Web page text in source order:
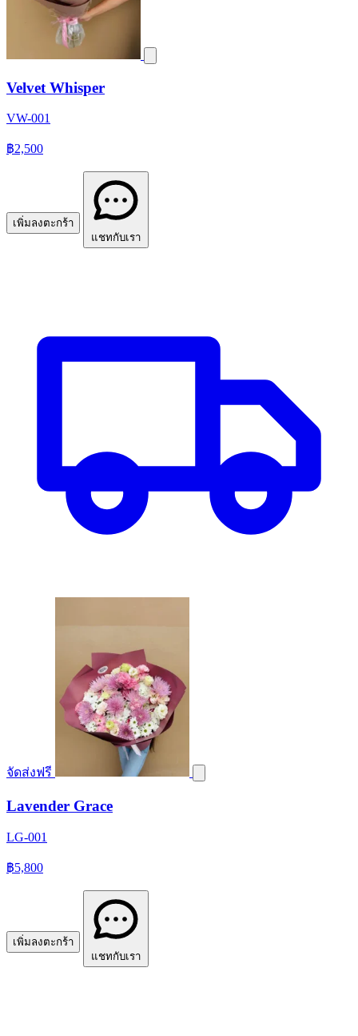
Velvet Whisper
VW-001
฿2,500
เพิ่มลงตะกร้า
แชทกับเรา
จัดส่งฟรี
Lavender Grace
LG-001
฿5,800
เพิ่มลงตะกร้า
แชทกับเรา